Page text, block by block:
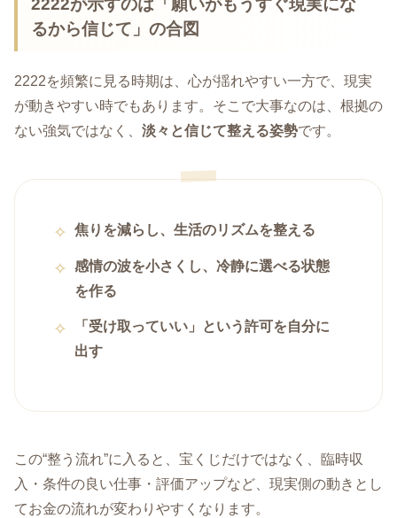
2222が示すのは「願いがもうすぐ現実にな
るから信じて」の合図
2222を頻繁に見る時期は、心が揺れやすい一方で、現実
が動きやすい時でもあります。そこで大事なのは、根拠の
ない強気ではなく、 淡々と信じて整える姿勢です。
焦りを減らし、生活のリズムを整える
感情の波を小さくし、冷静に選べる状態
を作る
「受け取っていい」という許可を自分に
出す
この“整う流れ”に入ると、宝くじだけではなく、臨時収
入・条件の良い仕事・評価アップなど、現実側の動きとし
てお金の流れが変わりやすくなります。